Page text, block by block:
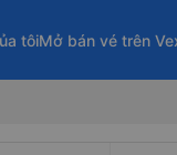
tôiMở bán vé trên